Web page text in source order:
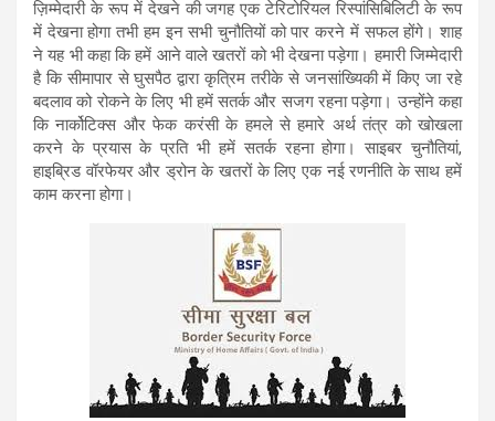
ज़िम्मेदारी के रूप में देखने की जगह एक टेरिटोरियल रिस्पांसिबिलिटी के रूप
में देखना होगा तभी हम इन सभी चुनौतियों को पार करने में सफल होंगे। शाह
ने यह भी कहा कि हमें आने वाले खतरों को भी देखना पड़ेगा। हमारी जिम्मेदारी
है कि सीमापार से घुसपैठ द्वारा कृत्रिम तरीके से जनसांख्यिकी में किए जा रहे
बदलाव को रोकने के लिए भी हमें सतर्क और सजग रहना पड़ेगा। उन्होंने कहा
कि नार्कोटिक्स और फेक करंसी के हमले से हमारे अर्थ तंत्र को खोखला
करने के प्रयास के प्रति भी हमें सतर्क रहना होगा। साइबर चुनौतियां,
हाइब्रिड वॉरफेयर और ड्रोन के खतरों के लिए एक नई रणनीति के साथ हमें
काम करना होगा।